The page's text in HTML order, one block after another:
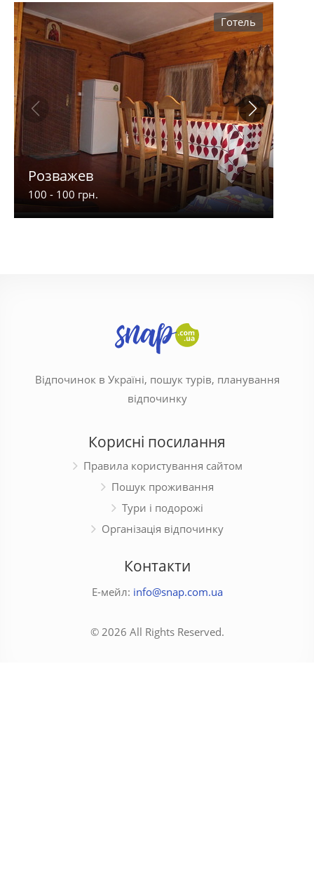
Готель
Розважев
100 - 100 грн.
Відпочинок в Україні, пошук турів, планування
відпочинку
Корисні посилання
Правила користування сайтом
Пошук проживання
Тури і подорожі
Організація відпочинку
Контакти
Е-мейл: info@snap.com.ua
© 2026 All Rights Reserved.